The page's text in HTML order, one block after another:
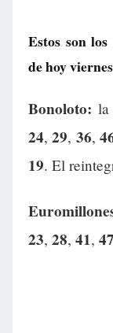
Estos son
de hoy
Bonoloto: la
24,29, 36,
19. El
23, 28, 41, 47